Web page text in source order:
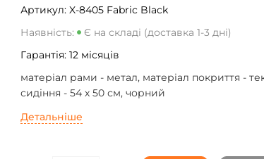
Артикул: X-8405 Fabric Black
Наявність:
Є на складі (доставка 1-3 дні)
Гарантія: 12 місяців
матеріал рами - метал, матеріал покриття -
сидіння - 54 х 50 см, чорний
Детальніше